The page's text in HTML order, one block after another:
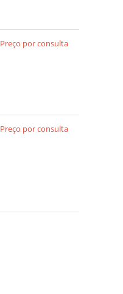
Preço por consulta
Preço por consulta